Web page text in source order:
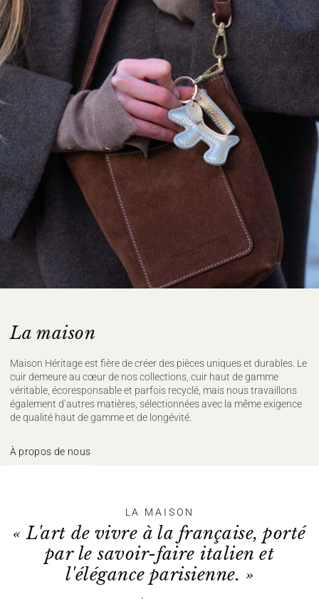
La maison
Maison Héritage est fière de créer des pièces uniques et durables. Le
cuir demeure au cœur de nos collections, cuir haut de gamme
véritable, écoresponsable et parfois recyclé, mais nous travaillons
également d’autres matières, sélectionnées avec la même exigence
de qualité haut de gamme et de longévité.
À propos de nous
LA MAISON
« L'art de vivre à la française, porté
par le savoir-faire italien et
l'élégance parisienne. »